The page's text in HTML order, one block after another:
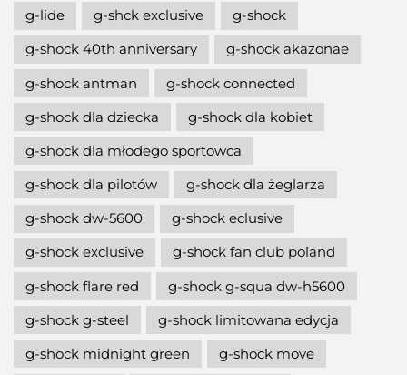
g-lide
g-shck exclusive
g-shock
g-shock 40th anniversary
g-shock akazonae
g-shock antman
g-shock connected
g-shock dla dziecka
g-shock dla kobiet
g-shock dla młodego sportowca
g-shock dla pilotów
g-shock dla żeglarza
g-shock dw-5600
g-shock eclusive
g-shock exclusive
g-shock fan club poland
g-shock flare red
g-shock g-squa dw-h5600
g-shock g-steel
g-shock limitowana edycja
g-shock midnight green
g-shock move